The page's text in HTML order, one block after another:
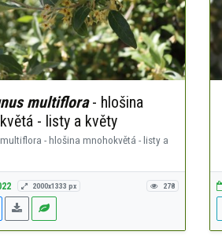
multiflora- hlošina
- listy a květy
- hlošina mnohokvětá - listy a
2000x1333 px 278